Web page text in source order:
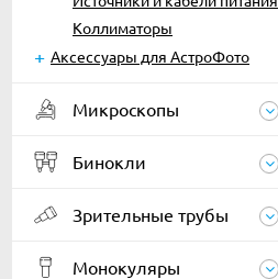
Коллиматоры
Аксессуары для АстроФото
Микроскопы
Бинокли
Зрительные трубы
Монокуляры